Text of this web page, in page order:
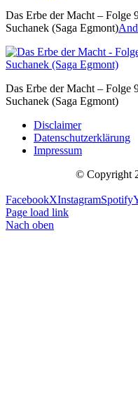
Das Erbe der Macht – Folge
Suchanek (Saga Egmont)
Das Erbe der Macht – Folge
Suchanek (Saga Egmont)
Disclaimer
Datenschutzerklärung
Impressum
© Copyright
FacebookXInstagramSpotify
Page load link
Nach oben